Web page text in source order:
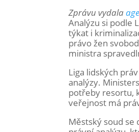
Zprávu vydala
Analýzu si podle
týkat i
právo žen
ministra
Liga lidských
analýzy.
potřeby resortu,
veřejnost má
Městský soud se